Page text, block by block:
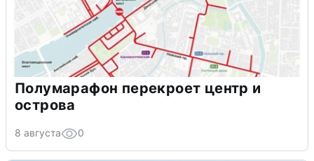
Полумарафон перекроет центр и
острова
8 августа 0